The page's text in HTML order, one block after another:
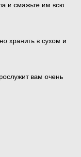
и смажьте им всю
хранить в сухом и
вам очень